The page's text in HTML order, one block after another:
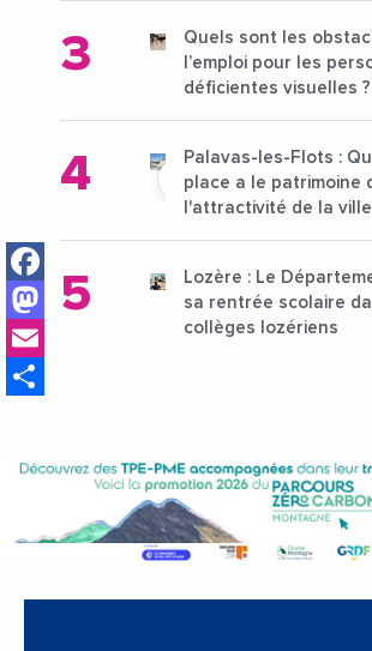
Facebook
Mastodon
Quels sont les
l’emploi pour les
déficientes visuelles ?
Palavas-les-Flots :
place a le patrimoine
l'attractivité de la ville
Lozère : Le
sa rentrée scolaire
collèges lozériens